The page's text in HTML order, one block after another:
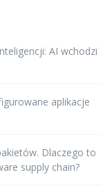
AI wchodzi
aplikacje
Dlaczego to
supply chain?